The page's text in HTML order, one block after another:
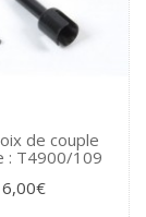
de couple
: T4900/109
6,00€